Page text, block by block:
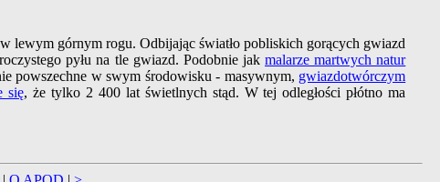
lewym górnym rogu. Odbijając światło pobliskich gorących gwiazd
pyłu na tle gwiazd. Podobnie jakmalarze martwych natur
powszechne w swym środowisku - masywnym, gwiazdotwórczym
się, że tylko 2 400 lat świetlnych stąd. W tej odległości płótno ma